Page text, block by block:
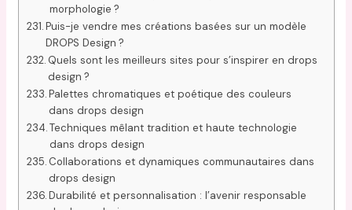
morphologie ?
Puis-je vendre mes créations basées sur un modèle
DROPS Design ?
Quels sont les meilleurs sites pour s’inspirer en drops
design ?
Palettes chromatiques et poétique des couleurs
dans drops design
Techniques mêlant tradition et haute technologie
dans drops design
Collaborations et dynamiques communautaires dans
drops design
Durabilité et personnalisation : l’avenir responsable